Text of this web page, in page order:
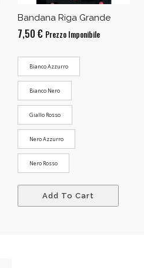
Bandana Riga Grande
7,50 € Prezzo Imponibile
Bianco Azzurro
Bianco Nero
Giallo Rosso
Nero Azzurro
Nero Rosso
Add To Cart